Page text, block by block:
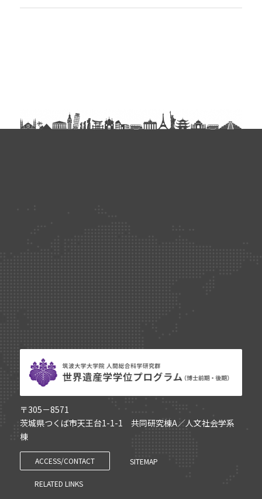
〒305－8571
茨城県つくば市天王台1-1-1 共同研究棟A／人文社会学系
棟
ACCESS/CONTACT SITEMAP
RELATED LINKS